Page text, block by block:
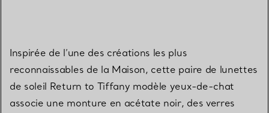
Inspirée de l’une des créations les plus
reconnaissables de la Maison, cette paire de lunettes
de soleil Return to Tiffany modèle yeux-de-chat
associe une monture en acétate noir, des verres